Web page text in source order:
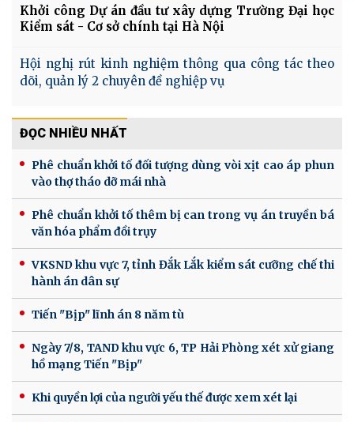
Khởi công Dự án đầu tư xây dựng Trường Đại học
Kiểm sát - Cơ sở chính tại Hà Nội
Hội nghị rút kinh nghiệm thông qua công tác theo
dõi, quản lý 2 chuyên đề nghiệp vụ
ĐỌC NHIỀU NHẤT
Phê chuẩn khởi tố đối tượng dùng vòi xịt cao áp phun
vào thợ tháo dỡ mái nhà
Phê chuẩn khởi tố thêm bị can trong vụ án truyền bá
văn hóa phẩm đồi trụy
VKSND khu vực 7, tỉnh Đắk Lắk kiểm sát cưỡng chế thi
hành án dân sự
Tiến "Bịp" lĩnh án 8 năm tù
Ngày 7/8, TAND khu vực 6, TP Hải Phòng xét xử giang
hồ mạng Tiến "Bịp"
Khi quyền lợi của người yếu thế được xem xét lại